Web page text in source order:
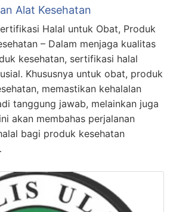
Alat Kesehatan
Halal untuk Obat, Produk
– Dalam menjaga kualitas
kesehatan, sertifikasi halal
Khususnya untuk obat, produk
memastikan kehalalan
tanggung jawab, melainkan juga
akan membahas perjalanan
bagi produk kesehatan